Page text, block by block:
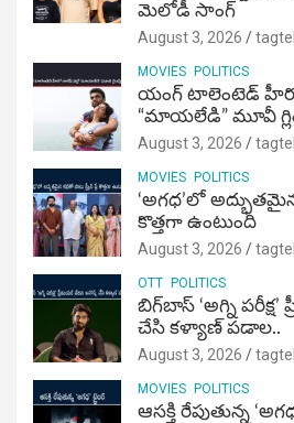
మెలోడీ సాంగ్
August 3, 2026
MOVIES POLITICS
యంగ్ టాలెంటెడ్ హీరో
“మాయలేడి” మూవీ
August 3, 2026
MOVIES POLITICS
‘అగధ’లో
కొత్తగా ఉంటుంది
August 3, 2026
OTT POLITICS
బిగ్‌బాస్ ‘అగ్ని
చేసి కళ్యాణ్ పడాల..
August 3, 2026
MOVIES POLITICS
ఆసక్తి రేపుతున్న